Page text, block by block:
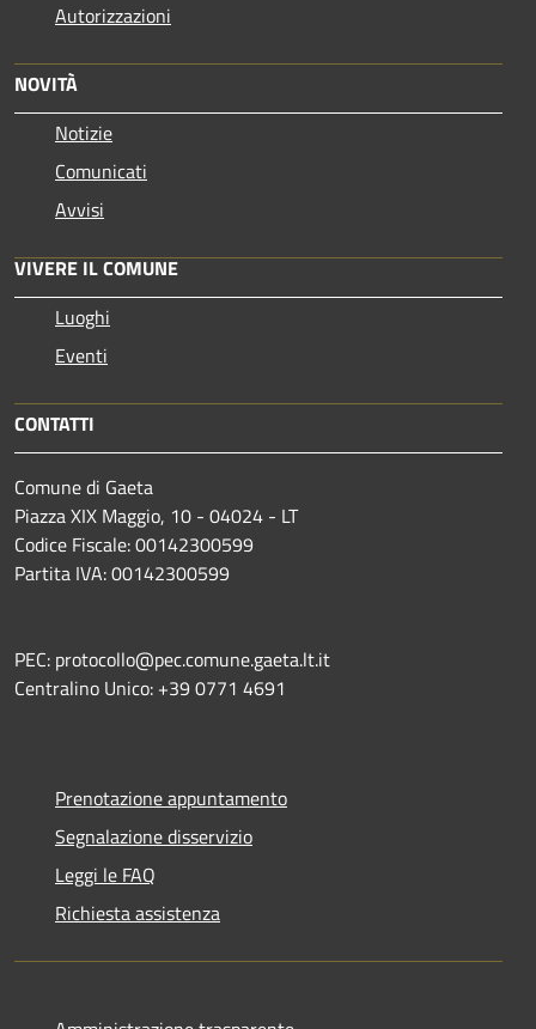
Autorizzazioni
NOVITÀ
Notizie
Comunicati
Avvisi
VIVERE IL COMUNE
Luoghi
Eventi
CONTATTI
Comune di Gaeta
Piazza XIX Maggio, 10 - 04024 - LT
Codice Fiscale: 00142300599
Partita IVA: 00142300599
PEC: protocollo@pec.comune.gaeta.lt.it
Centralino Unico: +39 0771 4691
Prenotazione appuntamento
Segnalazione disservizio
Leggi le FAQ
Richiesta assistenza